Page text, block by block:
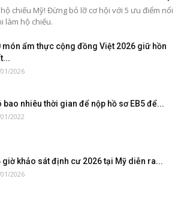
chiếu Mỹ! Đừng bỏ lỡ cơ hội với 5 ưu điểm nổi
làm hộ chiếu.
món ẩm thực cộng đồng Việt 2026 giữ hồn
2026
bao nhiêu thời gian để nộp hồ sơ EB5 để...
2022
giờ khảo sát định cư 2026 tại Mỹ diễn ra...
2026